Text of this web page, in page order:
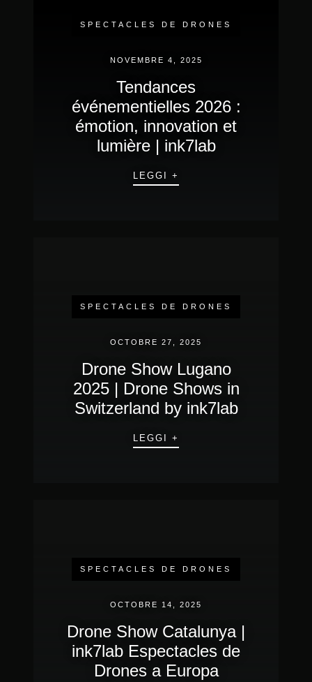
SPECTACLES DE DRONES
NOVEMBRE 4, 2025
Tendances
événementielles 2026 :
émotion, innovation et
lumière | ink7lab
LEGGI +
SPECTACLES DE DRONES
OCTOBRE 27, 2025
Drone Show Lugano
2025 | Drone Shows in
Switzerland by ink7lab
LEGGI +
SPECTACLES DE DRONES
OCTOBRE 14, 2025
Drone Show Catalunya |
ink7lab Espectacles de
Drones a Europa